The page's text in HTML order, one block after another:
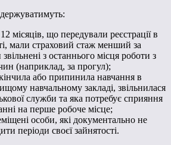
місяців, що передували реєстрації в
мали страховий стаж менший за
з останнього місця роботи з
(наприклад, за прогул);
або припинила навчання в
навчальному закладі, звільнилася
служби та яка потребує сприяння
на перше робоче місце;
особи, які документально не
періоди своєї зайнятості.